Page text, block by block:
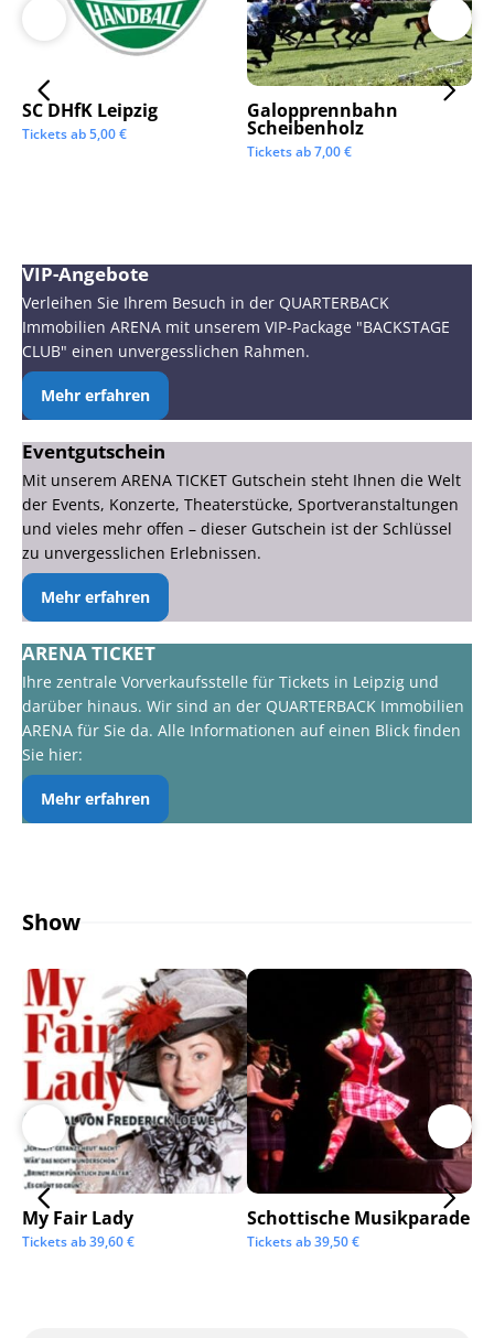
SC DHfK Leipzig
Tickets ab5,00€
Galopprennbahn
Scheibenholz
Tickets ab7,00€
VIP-Angebote
Verleihen Sie Ihrem Besuch in der QUARTERBACK
Immobilien ARENA mit unserem VIP-Package "BACKSTAGE
CLUB" einen unvergesslichen Rahmen.
Mehr erfahren
Eventgutschein
Mit unserem ARENA TICKET Gutschein steht Ihnen die Welt
der Events, Konzerte, Theaterstücke, Sportveranstaltungen
und vieles mehr offen – dieser Gutschein ist der Schlüssel
zu unvergesslichen Erlebnissen.
Mehr erfahren
ARENA TICKET
Ihre zentrale Vorverkaufsstelle für Tickets in Leipzig und
darüber hinaus. Wir sind an der QUARTERBACK Immobilien
ARENA für Sie da. Alle Informationen auf einen Blick finden
Sie hier:
Mehr erfahren
Show
My Fair Lady
Tickets ab39,60€
Schottische Musikparade
Tickets ab39,50€